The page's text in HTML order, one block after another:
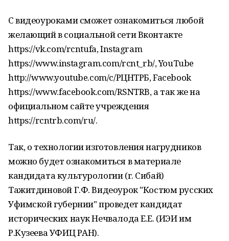
С видеоуроками сможет ознакомиться любой
желающий в социальной сети Вконтакте
https://vk.com/rcntufa, Instagram
https://www.instagram.com/rcnt_rb/, YouTube
http://www.youtube.com/c/РЦНТРБ, Facebook
https://www.facebook.com/RSNTRB, а так же на
официальном сайте учреждения
https://rcntrb.com/ru/.
Так, о технологии изготовления нагрудников
можно будет ознакомиться в материале
кандидата культурологии (г. Сибай)
Тажитдиновой Г.Ф. Видеоурок "Костюм русских
Уфимской губернии" проведет кандидат
исторических наук Нечвалода Е.Е. (ИЭИ им
Р.Кузеева УФИЦ РАН).